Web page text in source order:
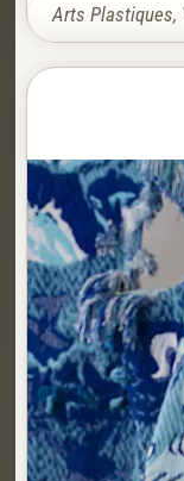
Arts Plastiques,